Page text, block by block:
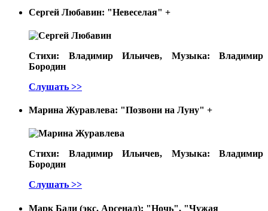
Сергей Любавин: "Невеселая" +
Стихи: Владимир Ильичев, Музыка: Владимир
Бородин
Слушать >>
Марина Журавлева: "Позвони на Луну" +
Стихи: Владимир Ильичев, Музыка: Владимир
Бородин
Слушать >>
Марк Бади (экс. Арсенал): "Ночь", "Чужая